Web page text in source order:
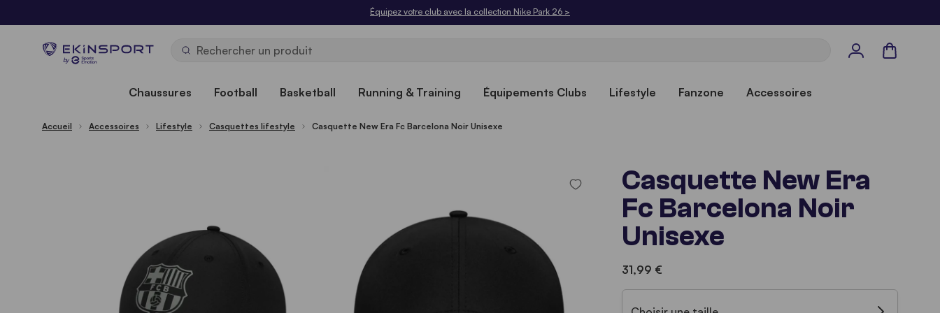
Équipez votre club avec la collection Nike Park 26 >
by
Panier
Chaussures Football Basketball Running & Training Équipements Clubs Lifestyle Fanzone Accessoires
Accueil Accessoires Lifestyle Casquettes lifestyle Casquette New Era Fc Barcelona Noir Unisexe
Casquette New Era
Fc Barcelona Noir
Unisexe
31,99 €